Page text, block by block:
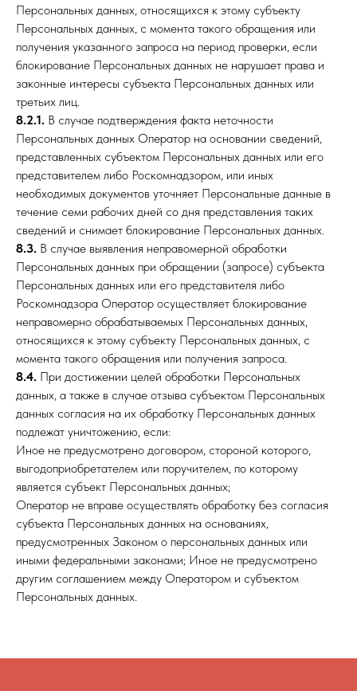
Персональных данных, относящихся к этому субъекту
Персональных данных, с момента такого обращения или
получения указанного запроса на период проверки, если
блокирование Персональных данных не нарушает права и
законные интересы субъекта Персональных данных или
третьих лиц.
8.2.1. В случае подтверждения факта неточности
Персональных данных Оператор на основании сведений,
представленных субъектом Персональных данных или его
представителем либо Роскомнадзором, или иных
необходимых документов уточняет Персональные данные в
течение семи рабочих дней со дня представления таких
сведений и снимает блокирование Персональных данных.
8.3. В случае выявления неправомерной обработки
Персональных данных при обращении (запросе) субъекта
Персональных данных или его представителя либо
Роскомнадзора Оператор осуществляет блокирование
неправомерно обрабатываемых Персональных данных,
относящихся к этому субъекту Персональных данных, с
момента такого обращения или получения запроса.
8.4. При достижении целей обработки Персональных
данных, а также в случае отзыва субъектом Персональных
данных согласия на их обработку Персональных данных
подлежат уничтожению, если:
Иное не предусмотрено договором, стороной которого,
выгодоприобретателем или поручителем, по которому
является субъект Персональных данных;
Оператор не вправе осуществлять обработку без согласия
субъекта Персональных данных на основаниях,
предусмотренных Законом о персональных данных или
иными федеральными законами; Иное не предусмотрено
другим соглашением между Оператором и субъектом
Персональных данных.